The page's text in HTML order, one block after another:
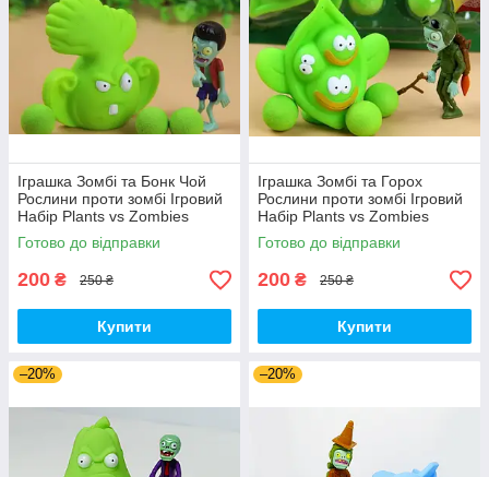
Іграшка Зомбі та Бонк Чой
Рослини проти зомбі Ігровий
Набір Plants vs Zombies
(00287)
Готово до відправки
200 ₴ 250 ₴
Купити
Іграшка Зомбі та Горох
Рослини проти зомбі Ігровий
Набір Plants vs Zombies
(00252)
Готово до відправки
200 ₴ 250 ₴
Купити
–20% –20%